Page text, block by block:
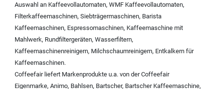
Auswahl an Kaffeevollautomaten, WMF Kaffeevollautomaten,
Filterkaffeemaschinen, Siebträgermaschinen, Barista
Kaffeemaschinen, Espressomaschinen, Kaffeemaschine mit
Mahlwerk, Rundfiltergeräten, Wasserfiltern,
Kaffeemaschinenreinigern, Milchschaumreinigern, Entkalkern für
Kaffeemaschinen.
Coffeefair liefert Markenprodukte u.a. von derCoffeefair
Eigenmarke, Animo, Bahlsen, Bartscher, Bartscher Kaffeemaschine,